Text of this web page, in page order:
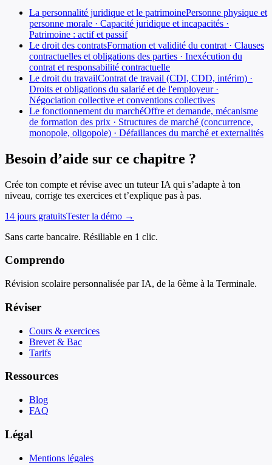
La personnalité juridique et le patrimoinePersonne physique et
personne morale · Capacité juridique et incapacités ·
Patrimoine : actif et passif
Le droit des contratsFormation et validité du contrat · Clauses
contractuelles et obligations des parties · Inexécution du
contrat et responsabilité contractuelle
Le droit du travailContrat de travail (CDI, CDD, intérim) ·
Droits et obligations du salarié et de l'employeur ·
Négociation collective et conventions collectives
Le fonctionnement du marchéOffre et demande, mécanisme
de formation des prix · Structures de marché (concurrence,
monopole, oligopole) · Défaillances du marché et externalités
Besoin d’aide sur ce chapitre ?
Crée ton compte et révise avec un tuteur IA qui s’adapte à ton
niveau, corrige tes exercices et t’explique pas à pas.
14 jours gratuitsTester la démo →
Sans carte bancaire. Résiliable en 1 clic.
Comprendo
Révision scolaire personnalisée par IA, de la 6ème à la Terminale.
Réviser
Cours & exercices
Brevet & Bac
Tarifs
Ressources
Blog
FAQ
Légal
Mentions légales